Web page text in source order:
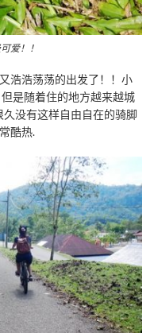
爱！！
浩浩荡荡的出发了！！小
是随着住的地方越来越城
没有这样自由自在的骑脚
酷热.